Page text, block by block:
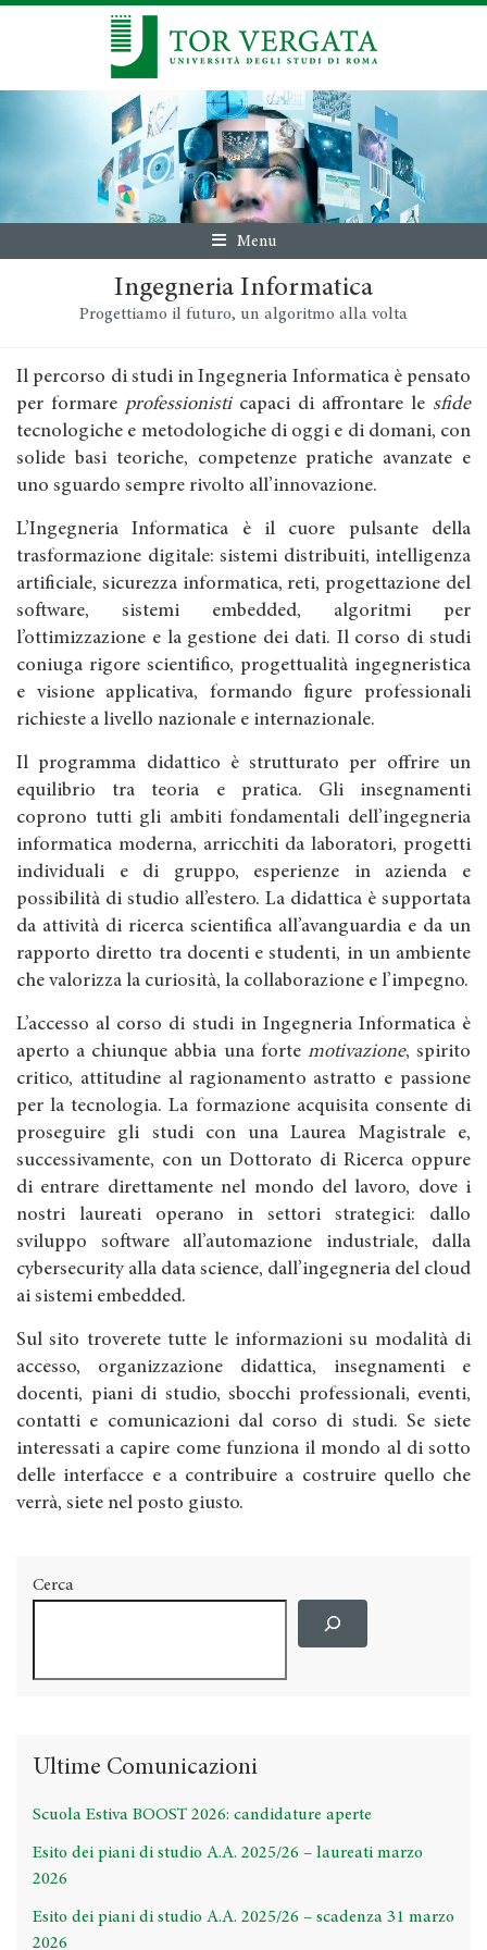
Menu
Ingegneria Informatica
Progettiamo il futuro, un algoritmo alla volta
Il percorso di studi in Ingegneria Informatica è pensato
per formare professionisticapaci di affrontare le sfide
tecnologiche e metodologiche di oggi e di domani, con
solide basi teoriche, competenze pratiche avanzate e
uno sguardo sempre rivolto all’innovazione.
L’Ingegneria Informatica è il cuore pulsante della
trasformazione digitale: sistemi distribuiti, intelligenza
artificiale, sicurezza informatica, reti, progettazione del
software, sistemi embedded, algoritmi per
l’ottimizzazione e la gestione dei dati. Il corso di studi
coniuga rigore scientifico, progettualità ingegneristica
e visione applicativa, formando figure professionali
richieste a livello nazionale e internazionale.
Il programma didattico è strutturato per offrire un
equilibrio tra teoria e pratica. Gli insegnamenti
coprono tutti gli ambiti fondamentali dell’ingegneria
informatica moderna, arricchiti da laboratori, progetti
individuali e di gruppo, esperienze in azienda e
possibilità di studio all’estero. La didattica è supportata
da attività di ricerca scientifica all’avanguardia e da un
rapporto diretto tra docenti e studenti, in un ambiente
che valorizza la curiosità, la collaborazione e l’impegno.
L’accesso al corso di studi in Ingegneria Informatica è
aperto a chiunque abbia una forte motivazione, spirito
critico, attitudine al ragionamento astratto e passione
per la tecnologia. La formazione acquisita consente di
proseguire gli studi con una Laurea Magistrale e,
successivamente, con un Dottorato di Ricerca oppure
di entrare direttamente nel mondo del lavoro, dove i
nostri laureati operano in settori strategici: dallo
sviluppo software all’automazione industriale, dalla
cybersecurity alla data science, dall’ingegneria del cloud
ai sistemi embedded.
Sul sito troverete tutte le informazioni su modalità di
accesso, organizzazione didattica, insegnamenti e
docenti, piani di studio, sbocchi professionali, eventi,
contatti e comunicazioni dal corso di studi. Se siete
interessati a capire come funziona il mondo al di sotto
delle interfacce e a contribuire a costruire quello che
verrà, siete nel posto giusto.
Cerca
Ultime Comunicazioni
Scuola Estiva BOOST 2026: candidature aperte
Esito dei piani di studio A.A. 2025/26 – laureati marzo
2026
Esito dei piani di studio A.A. 2025/26 – scadenza 31 marzo
2026